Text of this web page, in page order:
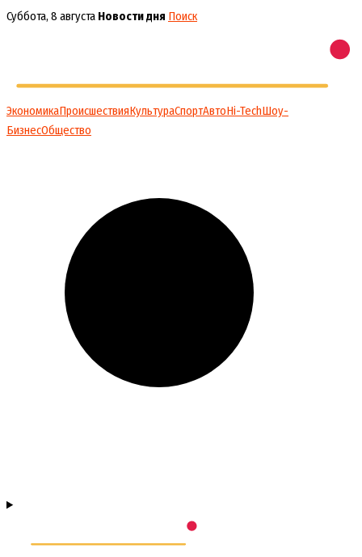
Перейти
Суббота, 8 августа Новости дня Поиск
ЭкономикаПроисшествияКультураСпортАвтоHi-TechШоу-
БизнесОбщество